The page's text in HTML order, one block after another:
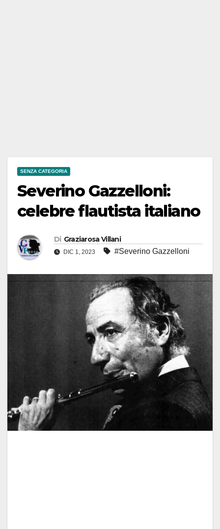
SENZA CATEGORIA
Severino Gazzelloni:
celebre flautista italiano
Di Graziarosa Villani
DIC 1, 2023 #Severino Gazzelloni